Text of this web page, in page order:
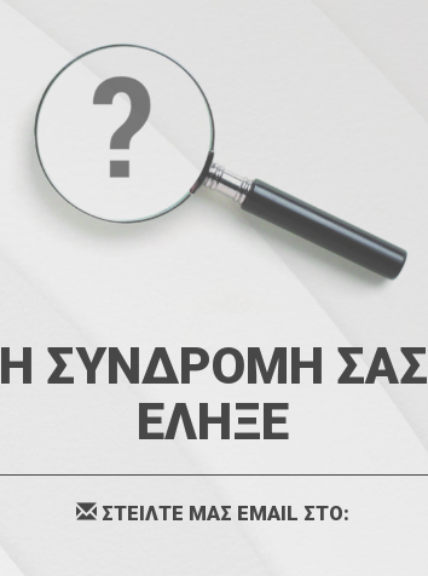
Η ΣΥΝΔΡΟΜΗ ΣΑΣ
ΕΛΗΞΕ
ΣΤΕΙΛΤΕ ΜΑΣ EMAIL ΣΤΟ: